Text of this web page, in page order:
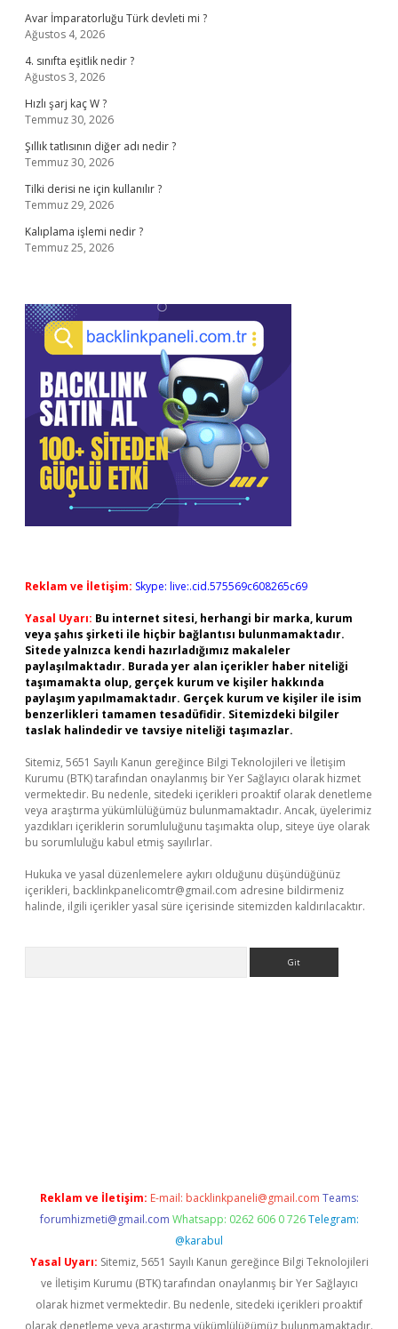
Avar İmparatorluğu Türk devleti mi ?
Ağustos 4, 2026
4. sınıfta eşitlik nedir ?
Ağustos 3, 2026
Hızlı şarj kaç W ?
Temmuz 30, 2026
Şıllık tatlısının diğer adı nedir ?
Temmuz 30, 2026
Tilki derisi ne için kullanılır ?
Temmuz 29, 2026
Kalıplama işlemi nedir ?
Temmuz 25, 2026
Reklam ve İletişim: Skype: live:.cid.575569c608265c69
Yasal Uyarı: Bu internet sitesi, herhangi bir marka, kurum
veya şahıs şirketi ile hiçbir bağlantısı bulunmamaktadır.
Sitede yalnızca kendi hazırladığımız makaleler
paylaşılmaktadır. Burada yer alan içerikler haber niteliği
taşımamakta olup, gerçek kurum ve kişiler hakkında
paylaşım yapılmamaktadır. Gerçek kurum ve kişiler ile isim
benzerlikleri tamamen tesadüfidir. Sitemizdeki bilgiler
taslak halindedir ve tavsiye niteliği taşımazlar.
Sitemiz, 5651 Sayılı Kanun gereğince Bilgi Teknolojileri ve İletişim
Kurumu (BTK) tarafından onaylanmış bir Yer Sağlayıcı olarak hizmet
vermektedir. Bu nedenle, sitedeki içerikleri proaktif olarak denetleme
veya araştırma yükümlülüğümüz bulunmamaktadır. Ancak, üyelerimiz
yazdıkları içeriklerin sorumluluğunu taşımakta olup, siteye üye olarak
bu sorumluluğu kabul etmiş sayılırlar.
Hukuka ve yasal düzenlemelere aykırı olduğunu düşündüğünüz
içerikleri, backlinkpanelicomtr@gmail.com adresine bildirmeniz
halinde, ilgili içerikler yasal süre içerisinde sitemizden kaldırılacaktır.
Reklam ve İletişim: E-mail: backlinkpaneli@gmail.com Teams:
forumhizmeti@gmail.com Whatsapp: 0262 606 0 726 Telegram:
@karabul
Yasal Uyarı: Sitemiz, 5651 Sayılı Kanun gereğince Bilgi Teknolojileri
ve İletişim Kurumu (BTK) tarafından onaylanmış bir Yer Sağlayıcı
olarak hizmet vermektedir. Bu nedenle, sitedeki içerikleri proaktif
olarak denetleme veya araştırma yükümlülüğümüz bulunmamaktadır.